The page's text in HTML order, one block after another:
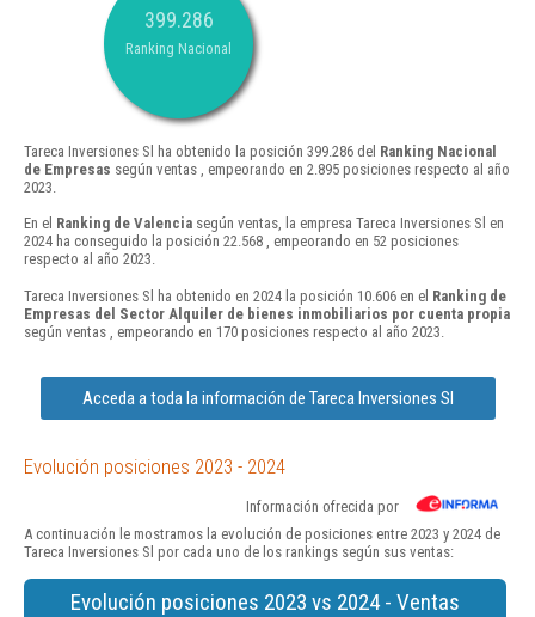
399.286
Ranking Nacional
Tareca Inversiones Sl ha obtenido la posición 399.286 del Ranking Nacional
de Empresas según ventas , empeorando en 2.895 posiciones respecto al año
2023.
En el Ranking de Valencia según ventas, la empresa Tareca Inversiones Sl en
2024 ha conseguido la posición 22.568 , empeorando en 52 posiciones
respecto al año 2023.
Tareca Inversiones Sl ha obtenido en 2024 la posición 10.606 en el Ranking de
Empresas del Sector Alquiler de bienes inmobiliarios por cuenta propia
según ventas , empeorando en 170 posiciones respecto al año 2023.
Acceda a toda la información de Tareca Inversiones Sl
Evolución posiciones 2023 - 2024
Información ofrecida por
A continuación le mostramos la evolución de posiciones entre 2023 y 2024 de
Tareca Inversiones Sl por cada uno de los rankings según sus ventas:
Evolución posiciones 2023 vs 2024 - Ventas